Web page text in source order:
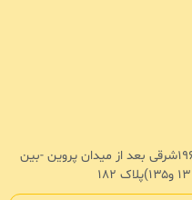
آدرس :تهران -تهرانپارس-خیابان ۱۹۶شرقی بعد از میدان پروین -بین